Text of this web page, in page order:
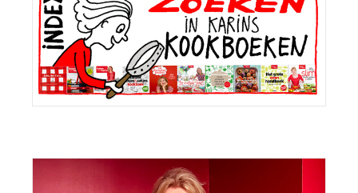
Sidebar